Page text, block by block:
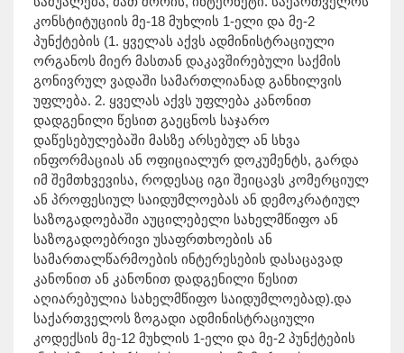
კონსტიტუციის მე-18 მუხლის 1-ელი და მე-2
პუნქტების (1. ყველას აქვს ადმინისტრაციული
ორგანოს მიერ მასთან დაკავშირებული საქმის
გონივრულ ვადაში სამართლიანად განხილვის
უფლება. 2. ყველას აქვს უფლება კანონით
დადგენილი წესით გაეცნოს საჯარო
დაწესებულებაში მასზე არსებულ ან სხვა
ინფორმაციას ან ოფიციალურ დოკუმენტს, გარდა
იმ შემთხვევისა, როდესაც იგი შეიცავს კომერციულ
ან პროფესიულ საიდუმლოებას ან დემოკრატიულ
საზოგადოებაში აუცილებელი სახელმწიფო ან
საზოგადოებრივი უსაფრთხოების ან
სამართალწარმოების ინტერესების დასაცავად
კანონით ან კანონით დადგენილი წესით
აღიარებულია სახელმწიფო საიდუმლოებად).და
საქართველოს ზოგადი ადმინისტრაციული
კოდექსის მე-12 მუხლის 1-ელი და მე-2 პუნქტების